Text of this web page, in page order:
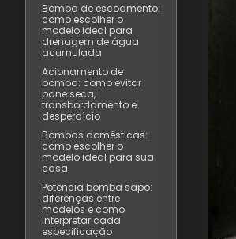
Bomba de escoamento:
como escolher o
modelo ideal para
drenagem de água
acumulada
Acionamento de
bomba: como evitar
pane seca,
transbordamento e
desperdício
Bombas domésticas:
como escolher o
modelo ideal para sua
casa
Potência bomba sapo:
diferenças entre
modelos e como
interpretar cada
especificação